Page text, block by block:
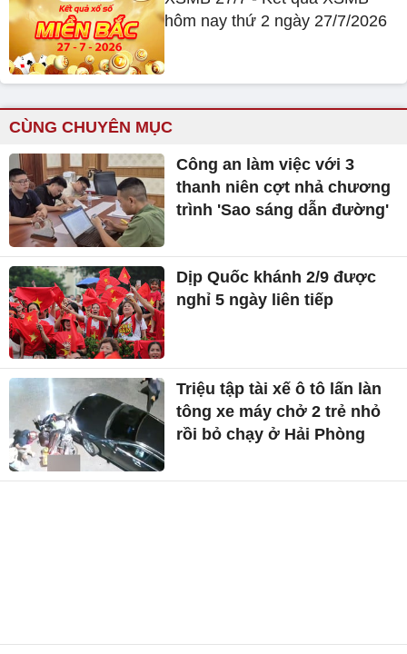
hôm nay thứ 2 ngày 27/7/2026
CÙNG CHUYÊN MỤC
Công an làm việc với 3
thanh niên cợt nhả chương
trình 'Sao sáng dẫn đường'
Dịp Quốc khánh 2/9 được
nghỉ 5 ngày liên tiếp
Triệu tập tài xế ô tô lấn làn
tông xe máy chở 2 trẻ nhỏ
rồi bỏ chạy ở Hải Phòng